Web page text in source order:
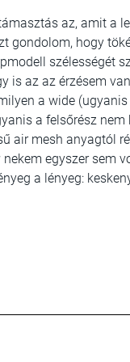
az, amit a
gondolom, hogy
szélességét
is az az érzésem
a wide
a felsőrész nem
air mesh anyagtól
egyszer sem
a lényeg: